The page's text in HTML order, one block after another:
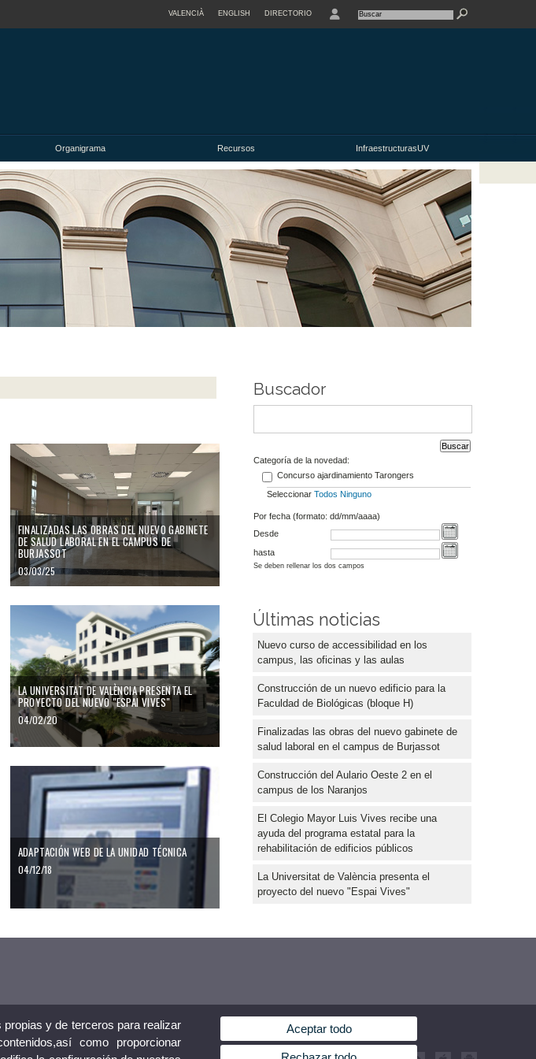
VALENCIÀ ENGLISH DIRECTORIO
Organigrama Recursos InfraestructurasUV
Biológicas (bloque H)
Finalizadas las obras del nuevo gabinete de salud laboral en el campus de Burjassot
FINALIZADAS LAS OBRAS DEL NUEVO GABINETE
DE SALUD LABORAL EN EL CAMPUS DE
BURJASSOT
03/03/25
estatal para la rehabilitación de edificios públicos
LA UNIVERSITAT DE VALÈNCIA PRESENTA EL
PROYECTO DEL NUEVO "ESPAI VIVES"
04/02/20
ADAPTACIÓN WEB DE LA UNIDAD TÉCNICA
04/12/18
Buscador
Categoría de la novedad:
Concurso ajardinamiento Tarongers
Seleccionar Todos Ninguno
Por fecha (formato: dd/mm/aaaa)
Desde
hasta
Se deben rellenar los dos campos
Últimas noticias
Nuevo curso de accessibilidad en los
campus, las oficinas y las aulas
Construcción de un nuevo edificio para la
Faculdad de Biológicas (bloque H)
Finalizadas las obras del nuevo gabinete de
salud laboral en el campus de Burjassot
Construcción del Aulario Oeste 2 en el
campus de los Naranjos
El Colegio Mayor Luis Vives recibe una
ayuda del programa estatal para la
rehabilitación de edificios públicos
La Universitat de València presenta el
proyecto del nuevo "Espai Vives"
y de terceros para realizar
como proporcionar
Aceptar todo